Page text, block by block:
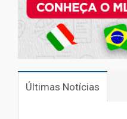
Últimas Notícias